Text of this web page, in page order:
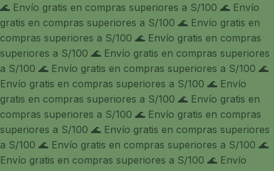
🌊 Envío gratis en compras superiores a S/100 🌊 Envío
gratis en compras superiores a S/100 🌊 Envío gratis en
compras superiores a S/100 🌊 Envío gratis en compras
superiores a S/100 🌊 Envío gratis en compras superiores
a S/100 🌊 Envío gratis en compras superiores a S/100 🌊
Envío gratis en compras superiores a S/100 🌊 Envío
gratis en compras superiores a S/100 🌊 Envío gratis en
compras superiores a S/100 🌊 Envío gratis en compras
superiores a S/100 🌊 Envío gratis en compras superiores
a S/100 🌊 Envío gratis en compras superiores a S/100 🌊
Envío gratis en compras superiores a S/100 🌊 Envío